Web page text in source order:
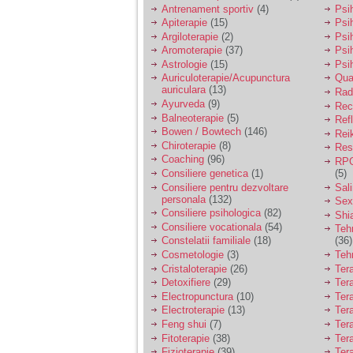
nevoie de un psiholog
sau psihiatru.
Sunt casatorita, am
31 de ani si un copil in
varsta de 2 ani care
mi-e lumina ochilor.
De ceva timp simt ca
mi s-a adunat
oboseala, o oboseala
cronica de care nu pot
scapa si simt ca din
cauza ei nu pot
controla nervii si
cateodata are copilul
de suferit.
Am o bariera peste
care nu pot trece:
prietena mea a ramas
insarcinata cu o fata.
Am fost de comun
acord sa facem un
copil, cu gandul ca e
baiat.
Antrenament sportiv (4)
Apiterapie (15)
Argiloterapie (2)
Aromoterapie (37)
Astrologie (15)
Auriculoterapie/Acupunctura
auriculara(13)
Ayurveda(9)
Balneoterapie (5)
Bowen / Bowtech (146)
Chiroterapie (8)
Coaching (96)
Consiliere genetica(1)
Consiliere pentru dezvoltare
personala (132)
Consiliere psihologica(82)
Consiliere vocationala (54)
Constelatii familiale (18)
Cosmetologie (3)
Cristaloterapie (26)
Detoxifiere (29)
Electropunctura (10)
Electroterapie (13)
Feng shui (7)
Fitoterapie (38)
(5)
(36)